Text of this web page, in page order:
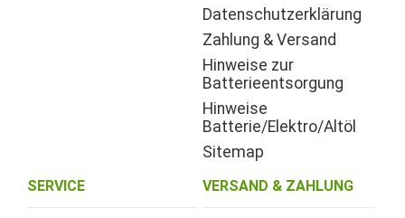
Datenschutzerklärung
Zahlung & Versand
Hinweise zur
Batterieentsorgung
Hinweise
Batterie/Elektro/Altöl
Sitemap
SERVICE VERSAND & ZAHLUNG